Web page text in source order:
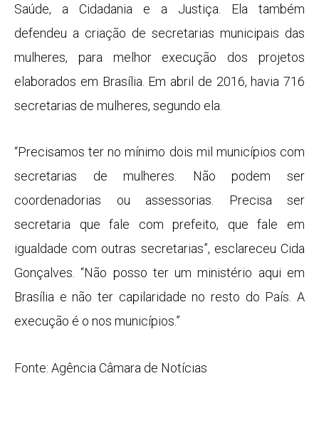
Saúde, a Cidadania e a Justiça. Ela também
defendeu a criação de secretarias municipais das
mulheres, para melhor execução dos projetos
elaborados em Brasília. Em abril de 2016, havia 716
secretarias de mulheres, segundo ela.
“Precisamos ter no mínimo dois mil municípios com
secretarias de mulheres. Não podem ser
coordenadorias ou assessorias. Precisa ser
secretaria que fale com prefeito, que fale em
igualdade com outras secretarias”, esclareceu Cida
Gonçalves. “Não posso ter um ministério aqui em
Brasília e não ter capilaridade no resto do País. A
execução é o nos municípios.”
Fonte: Agência Câmara de Notícias